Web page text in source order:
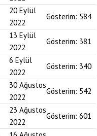
20 Eylül
2022
Gösterim: 584
13 Eylül
2022
Gösterim: 381
6 Eylül
2022
Gösterim: 340
30 Ağustos
2022
Gösterim: 542
23 Ağustos
2022
Gösterim: 601